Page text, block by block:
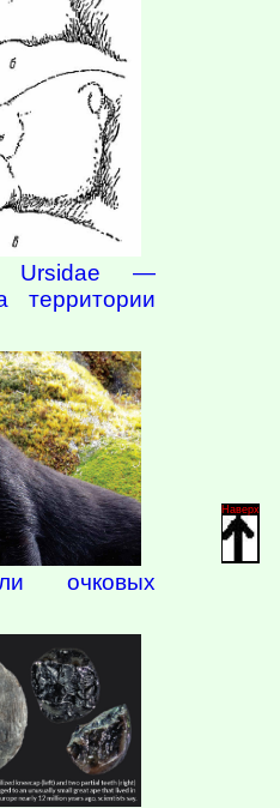
Ursidae —
территории
очковых
Наверх